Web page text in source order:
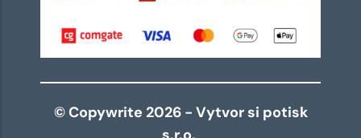
© Copywrite 2026 - Vytvor si potisk